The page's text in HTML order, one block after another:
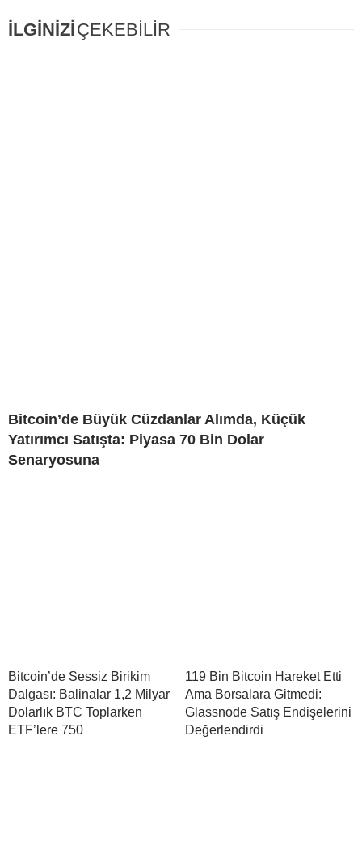
İLGİNİZİÇEKEBİLİR
Bitcoin’de Büyük Cüzdanlar Alımda, Küçük
Yatırımcı Satışta: Piyasa 70 Bin Dolar
Senaryosuna
Bitcoin’de Sessiz Birikim
Dalgası: Balinalar 1,2 Milyar
Dolarlık BTC Toplarken
ETF’lere 750
119 Bin Bitcoin Hareket Etti
Ama Borsalara Gitmedi:
Glassnode Satış Endişelerini
Değerlendirdi